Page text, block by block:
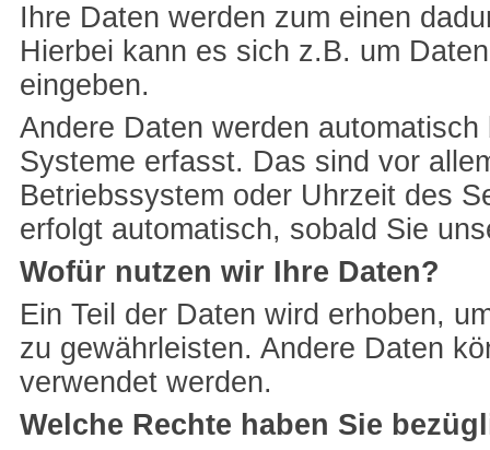
Ihre Daten werden zum einen
Hierbei kann es sich z.B. um
eingeben.
Andere Daten werden
Systeme erfasst. Das sind vor
Betriebssystem oder Uhrzeit des
erfolgt automatisch, sobald Sie
Wofür nutzen wir Ihre Daten?
Ein Teil der Daten wird erhoben,
zu gewährleisten. Andere Daten
verwendet werden.
Welche Rechte haben Sie